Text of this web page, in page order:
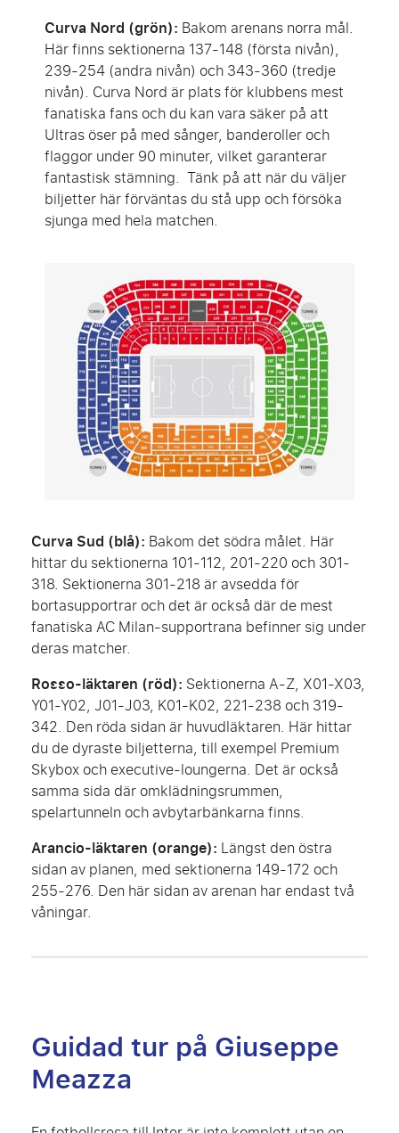
Curva Nord (grön): Bakom arenans norra mål.
Här finns sektionerna 137-148 (första nivån),
239-254 (andra nivån) och 343-360 (tredje
nivån). Curva Nord är plats för klubbens mest
fanatiska fans och du kan vara säker på att
Ultras öser på med sånger, banderoller och
flaggor under 90 minuter, vilket garanterar
fantastisk stämning. Tänk på att när du väljer
biljetter här förväntas du stå upp och försöka
sjunga med hela matchen.
Curva Sud (blå): Bakom det södra målet. Här
hittar du sektionerna 101-112, 201-220 och 301-
318. Sektionerna 301-218 är avsedda för
bortasupportrar och det är också där de mest
fanatiska AC Milan-supportrana befinner sig under
deras matcher.
Rosso-läktaren (röd): Sektionerna A-Z, X01-X03,
Y01-Y02, J01-J03, K01-K02, 221-238 och 319-
342. Den röda sidan är huvudläktaren. Här hittar
du de dyraste biljetterna, till exempel Premium
Skybox och executive-loungerna. Det är också
samma sida där omklädningsrummen,
spelartunneln och avbytarbänkarna finns.
Arancio-läktaren (orange): Längst den östra
sidan av planen, med sektionerna 149-172 och
255-276. Den här sidan av arenan har endast två
våningar.
Guidad tur på Giuseppe
Meazza